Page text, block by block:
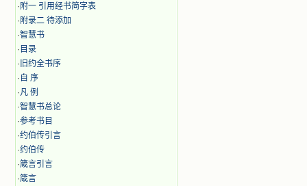
· 附一 引用经书简字表
· 附录二 待添加
·智慧书
· 目录
· 旧约全书序
· 自 序
·凡 例
·智慧书总论
·参考书目
·约伯传引言
·约伯传
·箴言引言
·箴言